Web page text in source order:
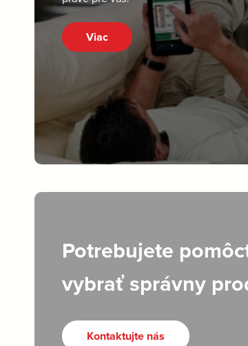
Viac
Potrebujete
vybrať správny
Kontaktujte nás